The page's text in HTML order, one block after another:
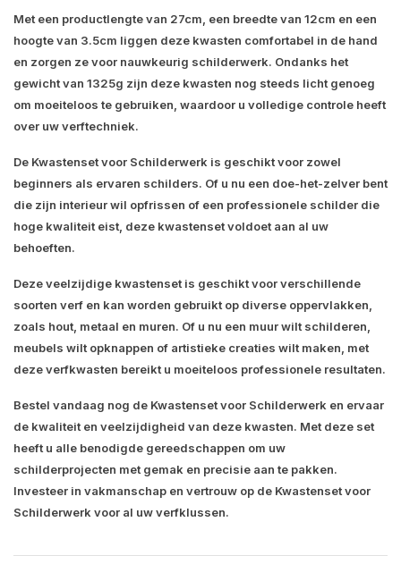
Met een productlengte van 27cm, een breedte van 12cm en een
hoogte van 3.5cm liggen deze kwasten comfortabel in de hand
en zorgen ze voor nauwkeurig schilderwerk. Ondanks het
gewicht van 1325g zijn deze kwasten nog steeds licht genoeg
om moeiteloos te gebruiken, waardoor u volledige controle heeft
over uw verftechniek.
De Kwastenset voor Schilderwerk is geschikt voor zowel
beginners als ervaren schilders. Of u nu een doe-het-zelver bent
die zijn interieur wil opfrissen of een professionele schilder die
hoge kwaliteit eist, deze kwastenset voldoet aan al uw
behoeften.
Deze veelzijdige kwastenset is geschikt voor verschillende
soorten verf en kan worden gebruikt op diverse oppervlakken,
zoals hout, metaal en muren. Of u nu een muur wilt schilderen,
meubels wilt opknappen of artistieke creaties wilt maken, met
deze verfkwasten bereikt u moeiteloos professionele resultaten.
Bestel vandaag nog de Kwastenset voor Schilderwerk en ervaar
de kwaliteit en veelzijdigheid van deze kwasten. Met deze set
heeft u alle benodigde gereedschappen om uw
schilderprojecten met gemak en precisie aan te pakken.
Investeer in vakmanschap en vertrouw op de Kwastenset voor
Schilderwerk voor al uw verfklussen.